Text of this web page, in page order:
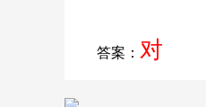
答案： 对